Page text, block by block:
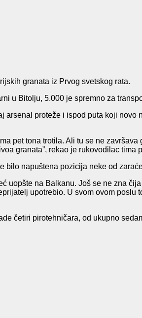
granata iz Prvog svetskog rata.
u Bitolju, 5.000 je spremno za
proteže i ispod puta koji novo
pet tona trotila. Ali tu se ne
granata”, rekao je rukovodilac tima
napuštena pozicija neke od
uopšte na Balkanu. Još se ne zna
upotrebio. U svom ovom poslu
četiri pirotehničara, od ukupno